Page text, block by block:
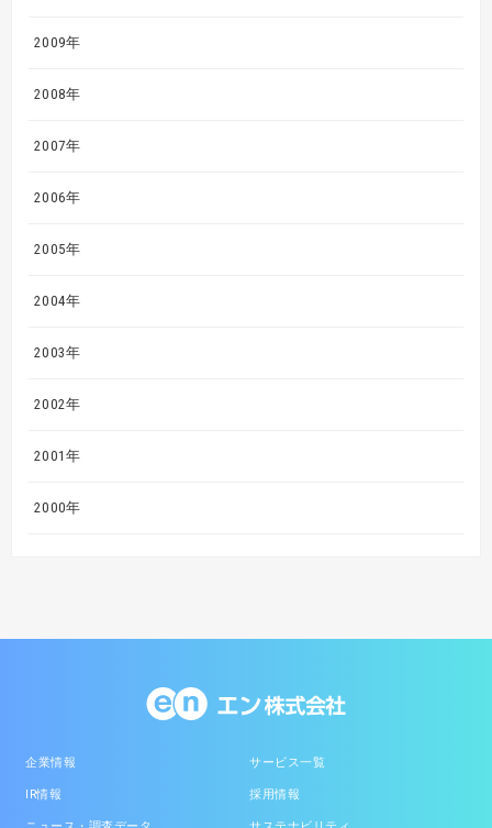
2009年
2008年
2007年
2006年
2005年
2004年
2003年
2002年
2001年
2000年
企業情報 サービス一覧
IR情報 採用情報